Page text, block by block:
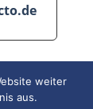
weiter
aus.